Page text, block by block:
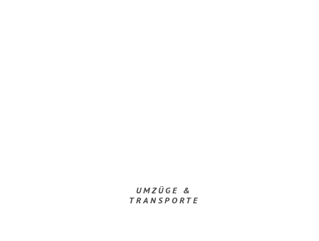
UMZÜGE &
TRANSPORTE